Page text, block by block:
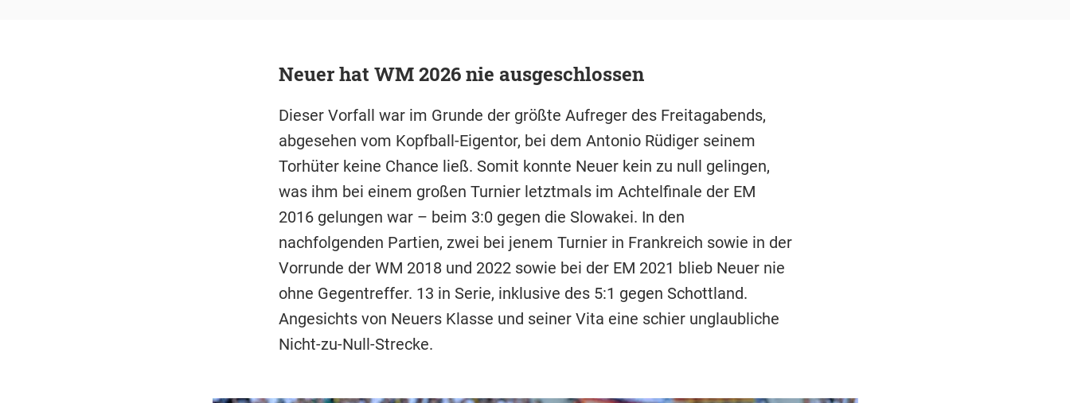
Neuer hat WM 2026 nie ausgeschlossen
Dieser Vorfall war im Grunde der größte Aufreger des Freitagabends,
abgesehen vom Kopfball-Eigentor, bei dem Antonio Rüdiger seinem
Torhüter keine Chance ließ. Somit konnte Neuer kein zu null gelingen,
was ihm bei einem großen Turnier letztmals im Achtelfinale der EM
2016 gelungen war – beim 3:0 gegen die Slowakei. In den
nachfolgenden Partien, zwei bei jenem Turnier in Frankreich sowie in der
Vorrunde der WM 2018 und 2022 sowie bei der EM 2021 blieb Neuer nie
ohne Gegentreffer. 13 in Serie, inklusive des 5:1 gegen Schottland.
Angesichts von Neuers Klasse und seiner Vita eine schier unglaubliche
Nicht-zu-Null-Strecke.